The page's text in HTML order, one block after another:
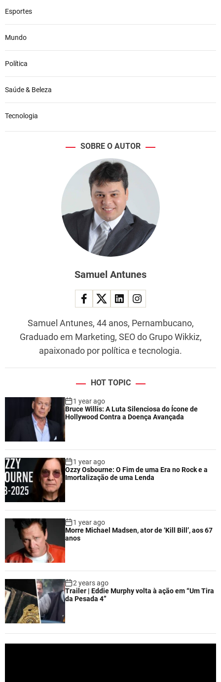
Esportes
Mundo
Política
Saúde & Beleza
Tecnologia
SOBRE O AUTOR
Samuel Antunes
Samuel Antunes, 44 anos, Pernambucano,
Graduado em Marketing, SEO do Grupo Wikkiz,
apaixonado por política e tecnologia.
HOT TOPIC
1 year ago
Bruce Willis: A Luta Silenciosa do Ícone de
Hollywood Contra a Doença Avançada
1 year ago
Ozzy Osbourne: O Fim de uma Era no Rock e a
Imortalização de uma Lenda
1 year ago
Morre Michael Madsen, ator de ‘Kill Bill’, aos 67
anos
2 years ago
Trailer | Eddie Murphy volta à ação em “Um Tira
da Pesada 4”